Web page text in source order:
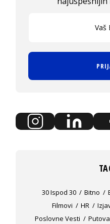
30 Ispod 30 Bitno
Filmovi
HR
Poslovne Vesti